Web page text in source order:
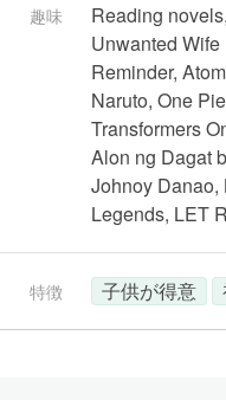
趣味
Reading
Unwanted
Reminder,
Naruto, One
Transformers
Alon ng Dagat
Johnoy
Legends, LET
特徴 子供が得意